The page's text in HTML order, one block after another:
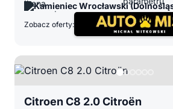
Kamieniec Wrocławski
Zobacz oferty:
Citroen C8 2.0 Citroën